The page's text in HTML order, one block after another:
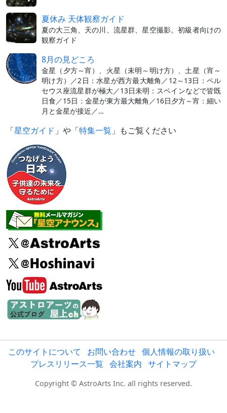
夏休み 天体観察ガイド
夏の大三角、天の川、流星群、星空撮影。初級者向けの
観察ガイド
8月の見どころ
金星（夕方～宵）、火星（未明～明け方）、土星（宵～
明け方）／2日：水星が西方最大離角／12～13日：ペル
セウス座流星群が極大／13日未明：スペインなどで皆既
日食／15日：金星が東方最大離角／16日夕方～宵：細い
月と金星が接近／…
「星空ガイド 」や「特集一覧 」もご覧ください
このサイトについて お問い合わせ 個人情報の取り扱い
プレスリリース一覧 会社案内 サイトマップ
Copyright © AstroArts Inc. all rights reserved.